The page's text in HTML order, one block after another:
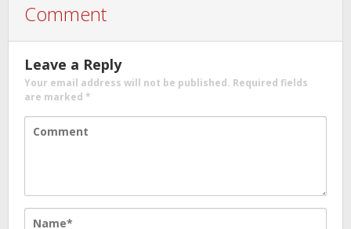
Comment
Leave a Reply
Your email address will not be published. Required fields
are marked *